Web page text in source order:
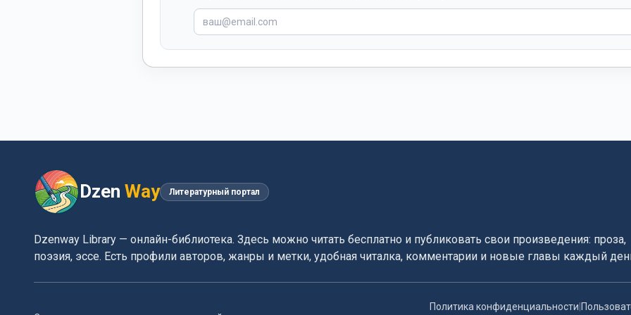
Dzen Way Литературный портал
Dzenway Library — онлайн-библиотека. Здесь можно читать бесплатно и публиковать свои произведения: проза,
поэзия, эссе. Есть профили авторов, жанры и метки, удобная читалка, комментарии и новые главы каждый
Политика конфиденциальности